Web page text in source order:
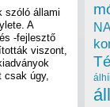
szóló állami
A
-fejlesztő
viszont,
csak úgy,